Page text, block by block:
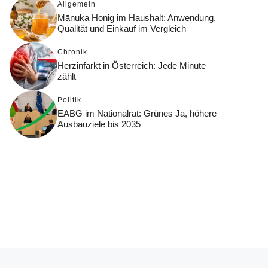
Allgemein
Mānuka Honig im Haushalt: Anwendung,
Qualität und Einkauf im Vergleich
Chronik
Herzinfarkt in Österreich: Jede Minute
zählt
Politik
EABG im Nationalrat: Grünes Ja, höhere
Ausbauziele bis 2035